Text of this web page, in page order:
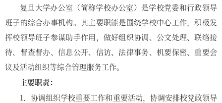
复旦大学办公室（简称学校办公室）是学校党委和行政领导
班子的综合办事机构。其主要职能是围绕学校中心工作，积极发
挥校领导班子参谋助手作用，做好组织协调、公文处理、联络接
待、督查督办、信息公开、信访、法律事务、机要保密、重要会
议及活动组织等综合管理服务工作。
主要职责：
1．协调组织学校重要工作和重要活动，协调安排校党政领导